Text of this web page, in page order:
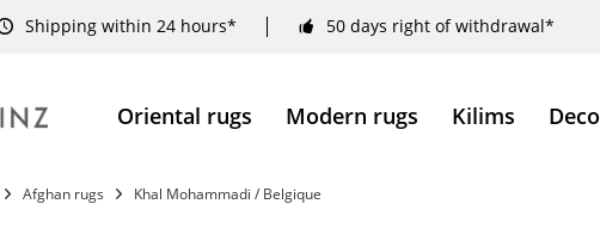
Shipping within 24 hours* 50 days right of withdrawal*
Oriental rugs Modern rugs Kilims Deco
Afghan rugs Khal Mohammadi / Belgique